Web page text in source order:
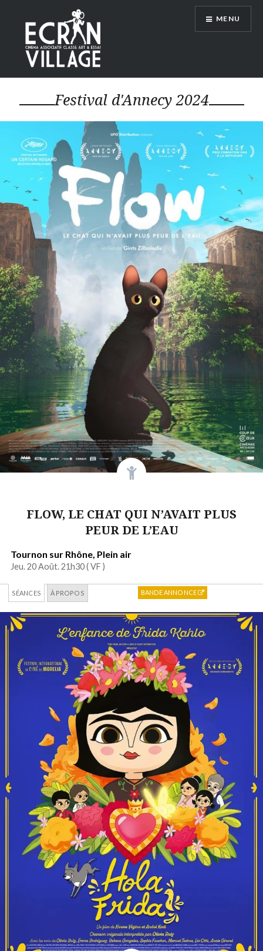
contenu
principal
ÉCRAN VILLAGE
MENU
Festival d'Annecy 2024
FLOW, LE CHAT QUI N’AVAIT PLUS
PEUR DE L’EAU
Tournon sur Rhône, Plein air
Jeu. 20 Août. 21h30 (VF )
SÉANCES À PROPOS BANDE ANNONCE